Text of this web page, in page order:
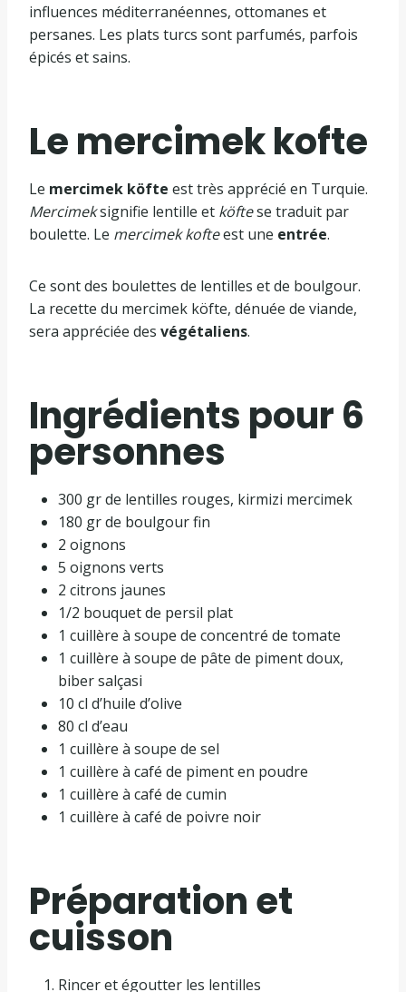
influences méditerranéennes, ottomanes et
persanes. Les plats turcs sont parfumés, parfois
épicés et sains.
Le mercimek kofte
Le mercimek köfte est très apprécié en Turquie.
Mercimeksignifie lentille et köftese traduit par
boulette. Le mercimek kofteest une entrée.
Ce sont des boulettes de lentilles et de boulgour.
La recette du mercimek köfte, dénuée de viande,
sera appréciée des végétaliens.
Ingrédients pour 6
personnes
300 gr de lentilles rouges, kirmizi mercimek
180 gr de boulgour fin
2 oignons
5 oignons verts
2 citrons jaunes
1/2 bouquet de persil plat
1 cuillère à soupe de concentré de tomate
1 cuillère à soupe de pâte de piment doux,
biber salçasi
10 cl d’huile d’olive
80 cl d’eau
1 cuillère à soupe de sel
1 cuillère à café de piment en poudre
1 cuillère à café de cumin
1 cuillère à café de poivre noir
Préparation et
cuisson
Rincer et égoutter les lentilles